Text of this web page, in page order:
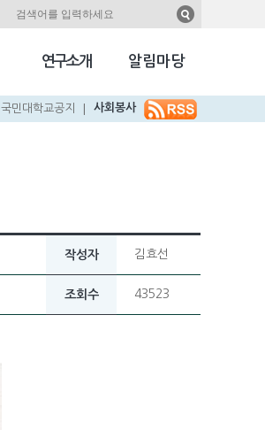
연구소개 알림마당
국민NEW & HOT
국민대학교공지 사회봉사
작성자 김효선
조회수 43523